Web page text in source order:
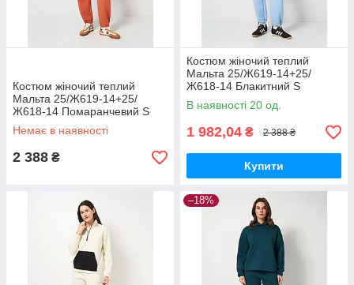
Костюм жіночий теплий
Мальта 25/Ж619-14+25/
Ж618-14 Помаранчевий S
(2901000465593)
Немає в наявності
2 388 ₴
Костюм жіночий теплий
Мальта 25/Ж619-14+25/
Ж618-14 Блакитний S
(2901000465654)
В наявності 20 од.
1 982,04 ₴ 2 388 ₴
Купити
–18%